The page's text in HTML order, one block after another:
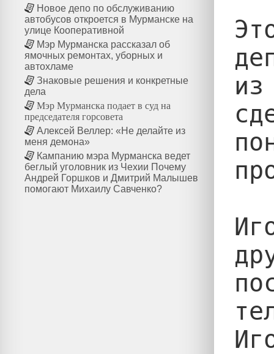
Новое депо по обслуживанию
автобусов откроется в Мурманске на
улице Кооперативной
Мэр Мурманска рассказал об
ямочных ремонтах, уборных и
автохламе
Знаковые решения и конкретные
дела
Мэр Мурманска подает в суд на
председателя горсовета
Алексей Веллер: «Не делайте из
меня демона»
Кампанию мэра Мурманска ведет
беглый уголовник из Чехии Почему
Андрей Горшков и Дмитрий Малышев
помогают Михаилу Савченко?
из